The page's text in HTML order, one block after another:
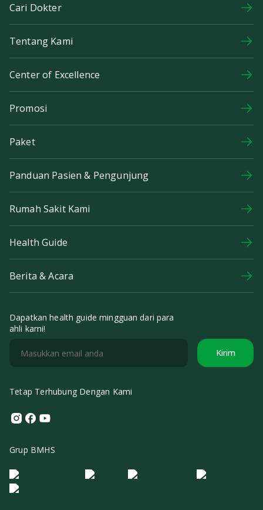
Cari Dokter
Tentang Kami
Center of Excellence
Promosi
Paket
Panduan Pasien & Pengunjung
Rumah Sakit Kami
Health Guide
Berita & Acara
Dapatkan health guide mingguan dari para
ahli kami!
Kirim
Tetap Terhubung Dengan Kami
Instagram
Facebook
Youtube
Grup BMHS
Logo Morula IFV Logo ER
Logo Diagnos
Logo IRSI